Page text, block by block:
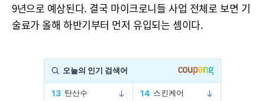
9년으로 예상된다. 결국 마이크로니들 사업 전체로 보면 기
술료가 올해 하반기부터 먼저 유입되는 셈이다.